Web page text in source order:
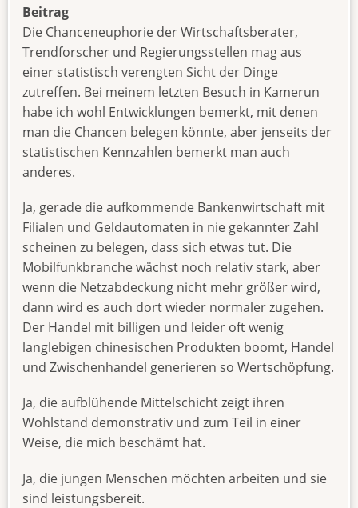
Beitrag
Die Chanceneuphorie der Wirtschaftsberater,
Trendforscher und Regierungsstellen mag aus
einer statistisch verengten Sicht der Dinge
zutreffen. Bei meinem letzten Besuch in Kamerun
habe ich wohl Entwicklungen bemerkt, mit denen
man die Chancen belegen könnte, aber jenseits der
statistischen Kennzahlen bemerkt man auch
anderes.
Ja, gerade die aufkommende Bankenwirtschaft mit
Filialen und Geldautomaten in nie gekannter Zahl
scheinen zu belegen, dass sich etwas tut. Die
Mobilfunkbranche wächst noch relativ stark, aber
wenn die Netzabdeckung nicht mehr größer wird,
dann wird es auch dort wieder normaler zugehen.
Der Handel mit billigen und leider oft wenig
langlebigen chinesischen Produkten boomt, Handel
und Zwischenhandel generieren so Wertschöpfung.
Ja, die aufblühende Mittelschicht zeigt ihren
Wohlstand demonstrativ und zum Teil in einer
Weise, die mich beschämt hat.
Ja, die jungen Menschen möchten arbeiten und sie
sind leistungsbereit.